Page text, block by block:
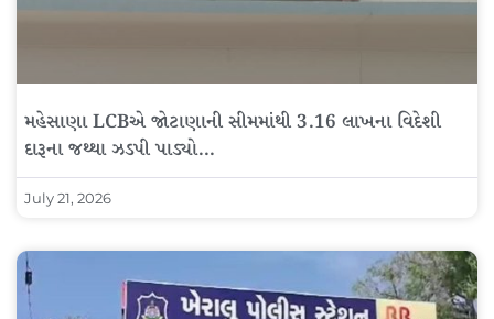
મહેસાણા LCBએ જોટાણાની સીમમાંથી 3.16 લાખના વિદેશી
દારૂના જથ્થા ઝડપી પાડ્યો…
July 21, 2026